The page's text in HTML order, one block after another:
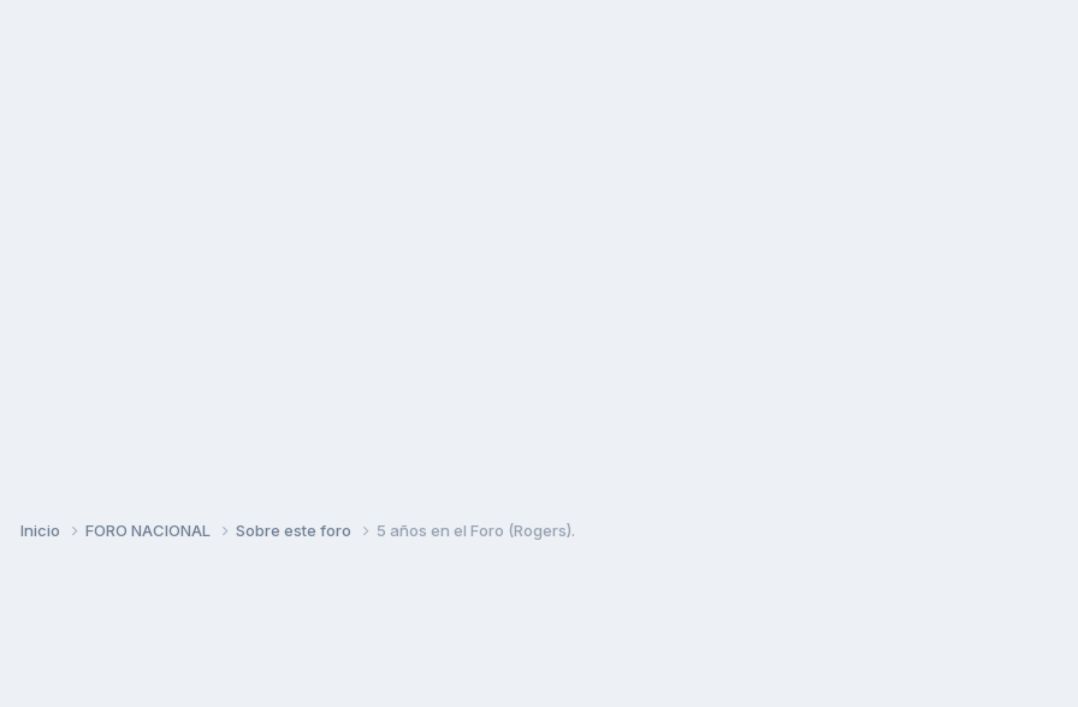
Inicio FORO NACIONAL Sobre este foro 5 años en el Foro (Rogers).